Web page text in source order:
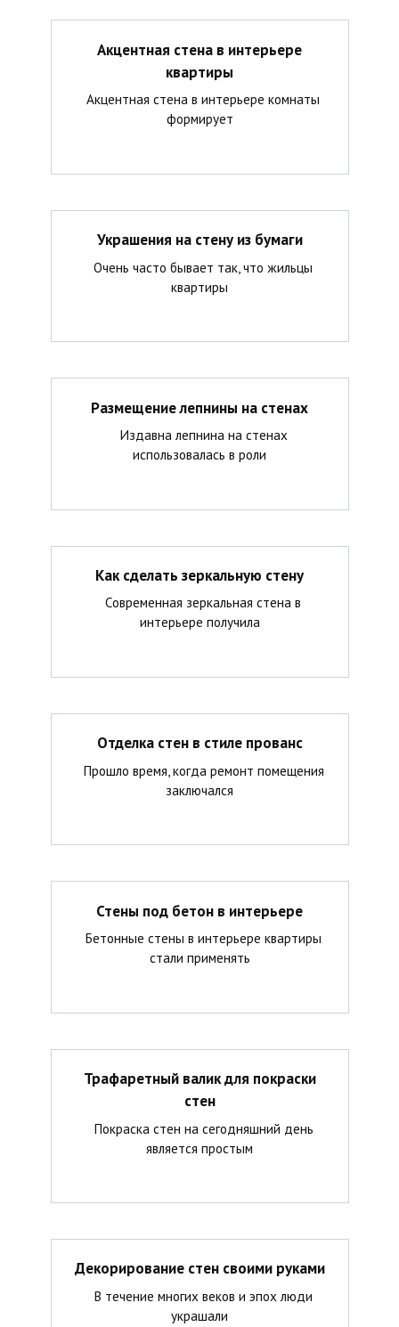
Акцентная стена в интерьере
квартиры
Акцентная стена в интерьере комнаты
формирует
Украшения на стену из бумаги
Очень часто бывает так, что жильцы
квартиры
Размещение лепнины на стенах
Издавна лепнина на стенах
использовалась в роли
Как сделать зеркальную стену
Современная зеркальная стена в
интерьере получила
Отделка стен в стиле прованс
Прошло время, когда ремонт помещения
заключался
Стены под бетон в интерьере
Бетонные стены в интерьере квартиры
стали применять
Трафаретный валик для покраски
стен
Покраска стен на сегодняшний день
является простым
Декорирование стен своими руками
В течение многих веков и эпох люди
украшали